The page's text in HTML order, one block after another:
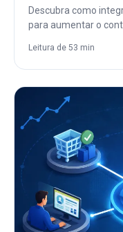
Descubra como
para aumentar o
Leitura de 53 min